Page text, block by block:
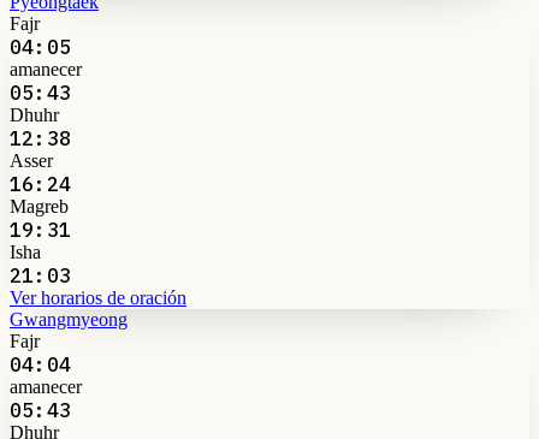
Fajr
04:05
amanecer
05:43
Dhuhr
12:38
Asser
16:24
Magreb
19:31
Isha
21:03
Ver horarios de oración
Gwangmyeong
Fajr
04:04
amanecer
05:43
Dhuhr